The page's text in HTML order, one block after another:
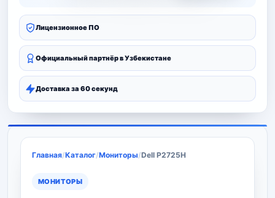
Лицензионное ПО
Официальный партнёр в Узбекистане
Доставка за 60 секунд
Главная/Каталог/Мониторы/Dell P2725H
МОНИТОРЫ